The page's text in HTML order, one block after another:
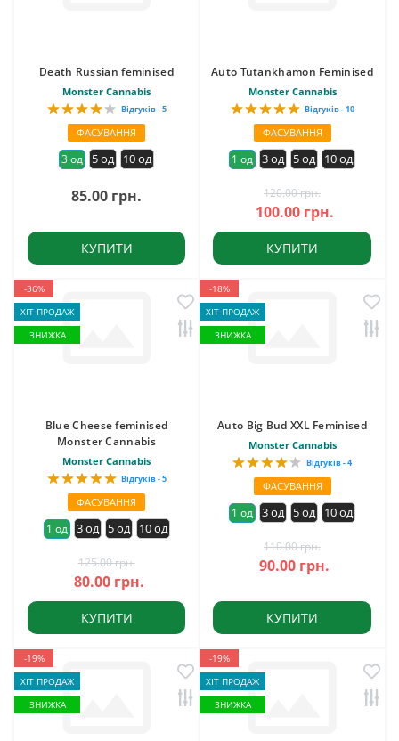
Death Russian feminised
Monster Cannabis
Відгуків - 5
ФАСУВАННЯ
3 од 5 од 10 од
85.00 грн.
КУПИТИ
Auto Tutankhamon Feminised
Monster Cannabis
Відгуків - 10
ФАСУВАННЯ
1 од 3 од 5 од 10 од
120.00 грн.
100.00 грн.
КУПИТИ
-36%
ХІТ ПРОДАЖ
ЗНИЖКА
Blue Cheese feminised
Monster Cannabis
Monster Cannabis
Відгуків - 5
ФАСУВАННЯ
1 од 3 од 5 од 10 од
125.00 грн.
80.00 грн.
КУПИТИ
-18%
ХІТ ПРОДАЖ
ЗНИЖКА
Auto Big Bud XXL Feminised
Monster Cannabis
Відгуків - 4
ФАСУВАННЯ
1 од 3 од 5 од 10 од
110.00 грн.
90.00 грн.
КУПИТИ
-19%
ХІТ ПРОДАЖ
ЗНИЖКА
-19%
ХІТ ПРОДАЖ
ЗНИЖКА